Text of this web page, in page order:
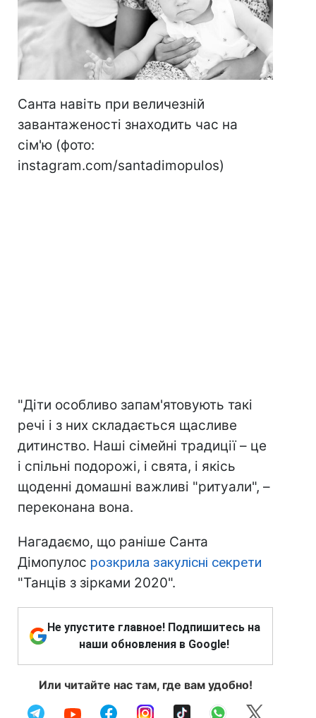
Санта навіть при величезній
завантаженості знаходить час на
сім'ю (фото:
instagram.com/santadimopulos)
"Діти особливо запам'ятовують такі
речі і з них складається щасливе
дитинство. Наші сімейні традиції – це
і спільні подорожі, і свята, і якісь
щоденні домашні важливі "ритуали", –
переконана вона.
Нагадаємо, що раніше Санта
Дімопулос розкрила закулісні секрети
"Танців з зірками 2020".
Не упустите главное! Подпишитесь на
наши обновления в Google!
Или читайте нас там, где вам удобно!